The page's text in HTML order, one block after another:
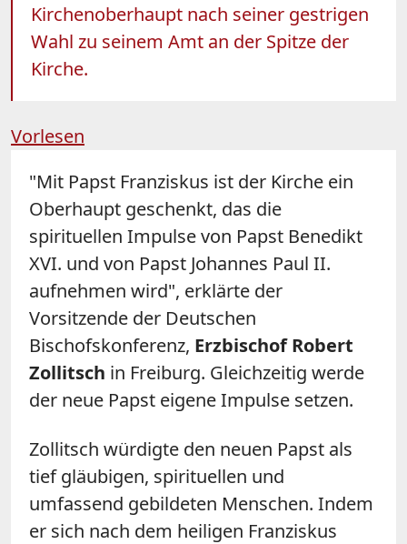
Kirchenoberhaupt nach seiner gestrigen
Wahl zu seinem Amt an der Spitze der
Kirche.
Vorlesen
"Mit Papst Franziskus ist der Kirche ein
Oberhaupt geschenkt, das die
spirituellen Impulse von Papst Benedikt
XVI. und von Papst Johannes Paul II.
aufnehmen wird", erklärte der
Vorsitzende der Deutschen
Bischofskonferenz, Erzbischof Robert
Zollitsch in Freiburg. Gleichzeitig werde
der neue Papst eigene Impulse setzen.
Zollitsch würdigte den neuen Papst als
tief gläubigen, spirituellen und
umfassend gebildeten Menschen. Indem
er sich nach dem heiligen Franziskus